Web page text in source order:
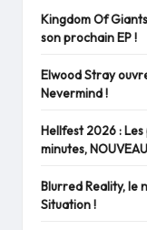
Kingdom Of
son prochain EP !
Elwood Stray
Nevermind !
Hellfest 2026 : Les
minutes,
Blurred Reality, le
Situation !